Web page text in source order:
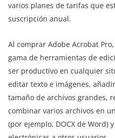
varios planes de tarifas que
suscripción anual.
Al comprar Adobe Acrobat
gama de herramientas de
ser productivo en cualquier
editar texto e imágenes,
tamaño de archivos grandes,
combinar varios archivos en
(por ejemplo, DOCX de Word)